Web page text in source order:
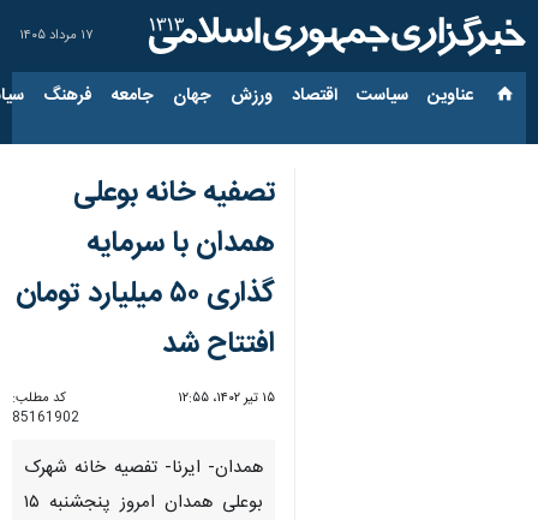
۱۷ مرداد ۱۴۰۵
عناوین‌ سیاست اقتصاد ورزش جهان جامعه فرهنگ
تصفیه خانه بوعلی
همدان با سرمایه
گذاری ۵۰ میلیارد تومان
افتتاح شد
۱۵ تیر ۱۴۰۲، ۱۲:۵۵
کد مطلب:
85161902
همدان- ایرنا- تفصیه خانه شهرک
بوعلی همدان امروز پنجشنبه ۱۵